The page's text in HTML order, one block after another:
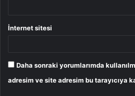
İnternet sitesi
Daha sonraki yorumlarımda
adresim ve site adresim bu tarayıcıya